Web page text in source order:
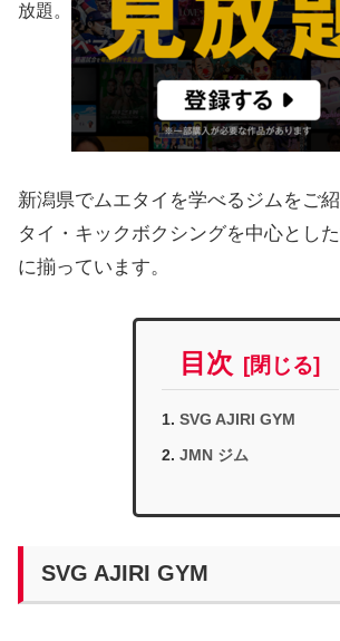
放題。
新潟県でムエタイを学べるジムをご
タイ・キックボクシングを中心とし
に揃っています。
目次
SVG AJIRI GYM
JMN ジム
SVG AJIRI GYM